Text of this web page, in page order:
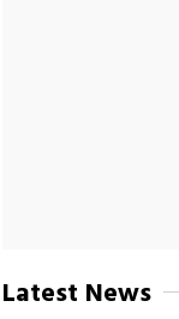
Latest News